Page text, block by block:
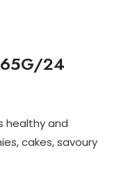
24
healthy and
cakes, savoury